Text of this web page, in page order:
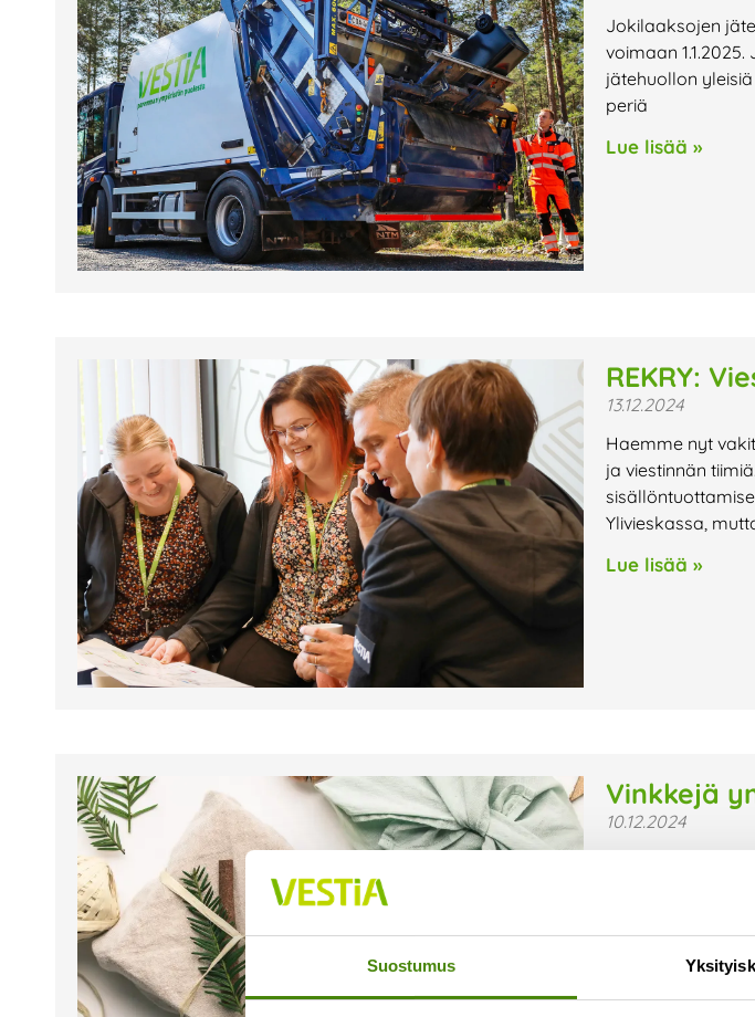
Suostumus
Jokilaaksojen
voimaan
jätehuollon
periä
Lue lisää »
REKRY:
13.12.2024
Haemme nyt
ja viestinnän
Ylivieskassa,
Lue lisää »
Vinkkejä
10.12.2024
Tuntuuko
hieman
Lue lisää »